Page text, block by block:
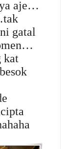
aje…
gatal
kat